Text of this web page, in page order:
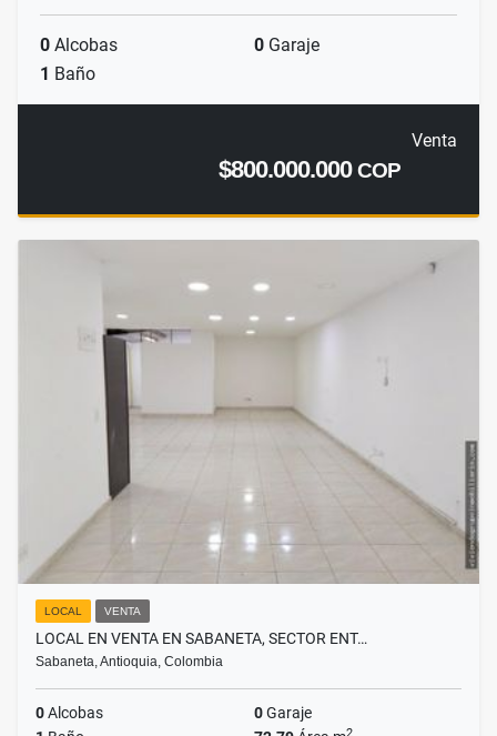
0 Alcobas 0 Garaje
1 Baño
Venta
$800.000.000COP
LOCAL VENTA
LOCAL EN VENTA EN SABANETA, SECTOR ENT…
Sabaneta, Antioquia, Colombia
0Alcobas 0Garaje